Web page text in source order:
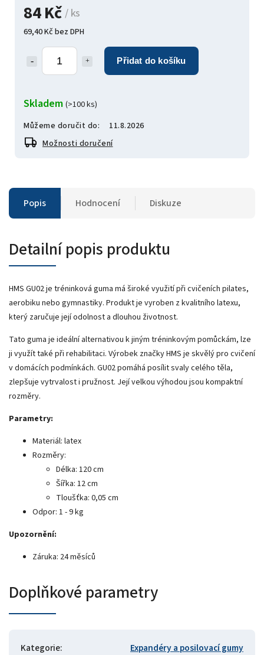
84 Kč/ ks
69,40 Kč bez DPH
Přidat do košíku
Skladem (>100 ks)
Můžeme doručit do:
11.8.2026
Možnosti doručení
Popis Hodnocení Diskuze
Detailní popis produktu
HMS GU02 je tréninková guma má široké využití při cvičeních pilates,
aerobiku nebo gymnastiky. Produkt je vyroben z kvalitního latexu,
který zaručuje její odolnost a dlouhou životnost.
Tato guma je ideální alternativou k jiným tréninkovým pomůckám, lze
ji využít také při rehabilitaci. Výrobek značky HMS je skvělý pro cvičení
v domácích podmínkách. GU02 pomáhá posílit svaly celého těla,
zlepšuje vytrvalost i pružnost. Její velkou výhodou jsou kompaktní
rozměry.
Parametry:
Materiál: latex
Rozměry:
Délka: 120 cm
Šířka: 12 cm
Tloušťka: 0,05 cm
Odpor: 1 - 9 kg
Upozornění:
Záruka: 24 měsíců
Doplňkové parametry
Kategorie:
Expandéry a posilovací gumy